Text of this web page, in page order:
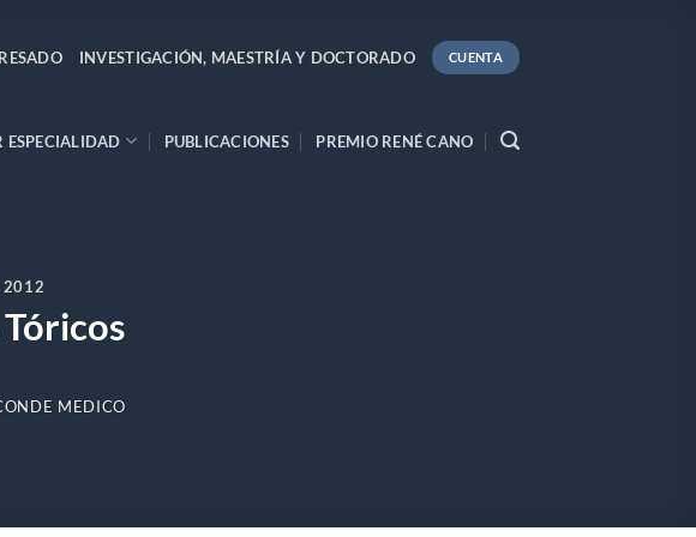
INVESTIGACIÓN, MAESTRÍA Y DOCTORADO CUENTA
ESPECIALIDAD PUBLICACIONES PREMIO RENÉ CANO
2012
MEDICO